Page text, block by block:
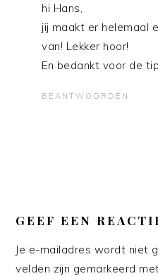
hi Hans,
jij maakt er helemaal
van! Lekker hoor!
En bedankt voor de
BEANTWOORDEN
GEEF EEN
Je e-mailadres wordt niet
velden zijn gemarkeerd